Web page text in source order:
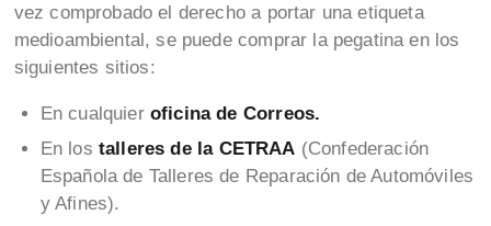
vez comprobado el derecho a portar una etiqueta
medioambiental, se puede comprar la pegatina en los
siguientes sitios:
En cualquier oficina de Correos.
En los talleres de la CETRAA (Confederación
Española de Talleres de Reparación de Automóviles
y Afines).